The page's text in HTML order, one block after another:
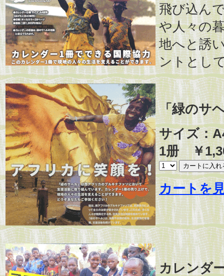
飛び込ん
や人々の
地へと誘
ントとし
「緑のサ
サイズ：
1册 ￥
カートを
カレンダ